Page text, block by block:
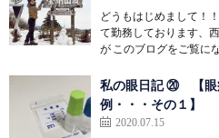
どうもはじめまして！
て勤務しております、
が このブログをご覧に
私の眼日記 ⑳ 【眼
例・・・その１】
2020.07.15